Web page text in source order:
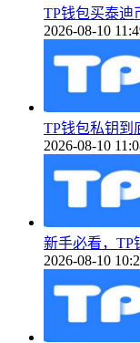
TP钱包买泰迪
2026-08-10
TP钱包私钥到
2026-08-10
新手必看，TP
2026-08-10